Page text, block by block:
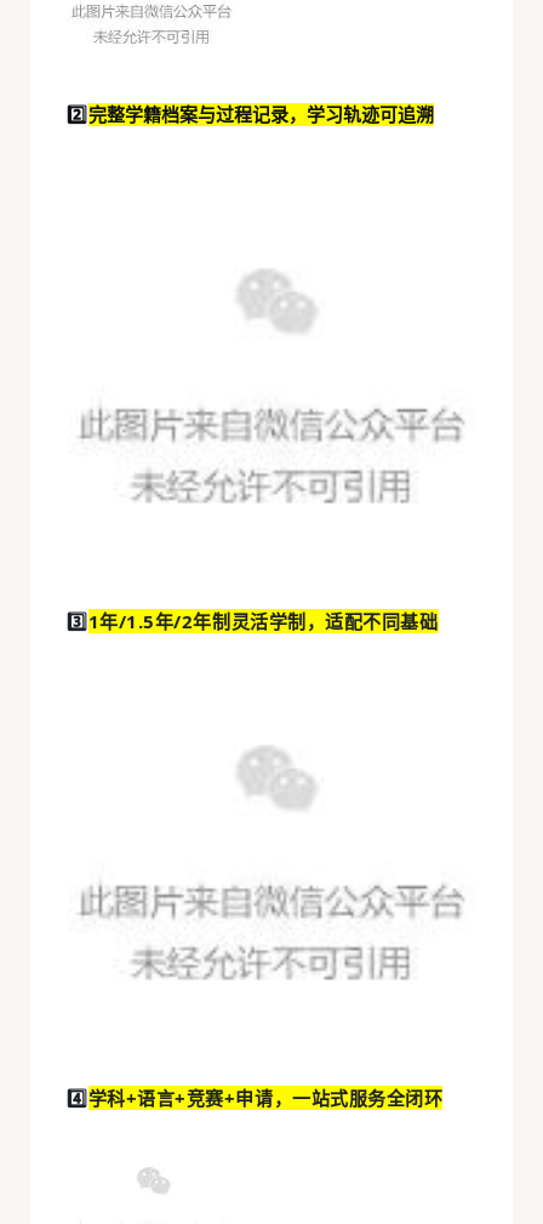
2️⃣完整学籍档案与过程记录，学习轨迹可追溯
3️⃣1年/1.5年/2年制灵活学制，适配不同基础
4️⃣学科+语言+竞赛+申请，一站式服务全闭环